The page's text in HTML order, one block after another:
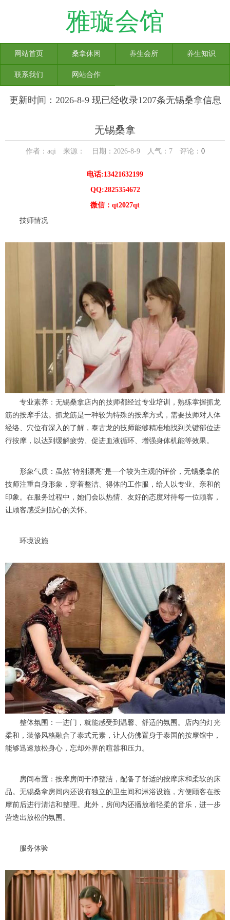
雅璇会馆
网站首页 桑拿休闲 养生会所 养生知识
联系我们 网站合作
更新时间：2026-8-9 现已经收录1207条无锡桑拿信息
无锡桑拿
作者：aqi 来源： 日期：2026-8-9 人气： 7评论： 0
电话:13421632199
QQ:2825354672
微信：qt2027qt
技师情况
专业素养：无锡桑拿店内的技师都经过专业培训，熟练掌握抓龙
筋的按摩手法。抓龙筋是一种较为特殊的按摩方式，需要技师对人体
经络、穴位有深入的了解，泰古龙的技师能够精准地找到关键部位进
行按摩，以达到缓解疲劳、促进血液循环、增强身体机能等效果。
形象气质：虽然“特别漂亮”是一个较为主观的评价，无锡桑拿的
技师注重自身形象，穿着整洁、得体的工作服，给人以专业、亲和的
印象。在服务过程中，她们会以热情、友好的态度对待每一位顾客，
让顾客感受到贴心的关怀。
环境设施
整体氛围：一进门，就能感受到温馨、舒适的氛围。店内的灯光
柔和，装修风格融合了泰式元素，让人仿佛置身于泰国的按摩馆中，
能够迅速放松身心，忘却外界的喧嚣和压力。
房间布置：按摩房间干净整洁，配备了舒适的按摩床和柔软的床
品。无锡桑拿房间内还设有独立的卫生间和淋浴设施，方便顾客在按
摩前后进行清洁和整理。此外，房间内还播放着轻柔的音乐，进一步
营造出放松的氛围。
服务体验